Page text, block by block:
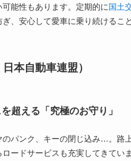
能性もあります。定期的に 国土
、安心して愛車に乗り続けるこ
本自動車連盟）
超える「究極のお守り」
パンク、キーの閉じ込み…。路
ードサービスも充実してきてい